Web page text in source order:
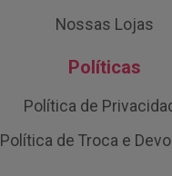
Nossas Lojas
Políticas
Política de
Política de Troca e